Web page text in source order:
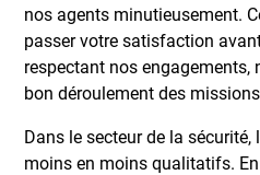
nos agents minutieusement.
passer votre satisfaction
respectant nos engagements,
bon déroulement des
Dans le secteur de la
moins en moins qualitatifs.